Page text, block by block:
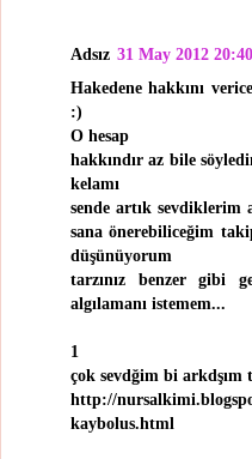
Adsız 31 May 2012
Hakedene hakkını
:)
O hesap
hakkındır az bile
kelamı
sende artık sevdiklerim
sana önerebiliceğim
düşünüyorum
tarzınız benzer gibi
algılamanı istemem...
1
çok sevdğim bi arkdşım
http://
kaybolus.html